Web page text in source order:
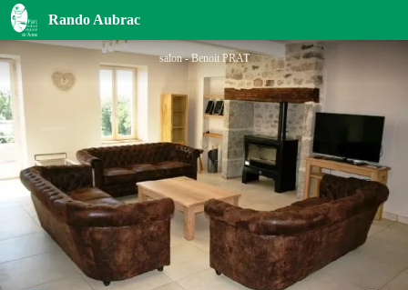
Rando Aubrac
Grand gîte de l'Aubrac
salon - Benoit PRAT